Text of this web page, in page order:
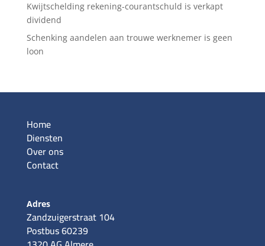
Kwijtschelding rekening-courantschuld is verkapt
dividend
Schenking aandelen aan trouwe werknemer is geen
loon
Home
Diensten
Over ons
Contact
Adres
Zandzuigerstraat 104
Postbus 60239